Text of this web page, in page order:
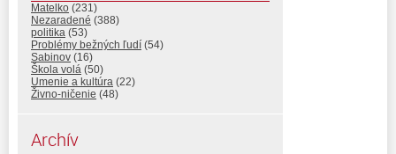
Matelko (231)
Nezaradené (388)
politika (53)
Problémy bežných ľudí (54)
Sabinov (16)
Škola volá (50)
Umenie a kultúra (22)
Živno-ničenie (48)
Archív